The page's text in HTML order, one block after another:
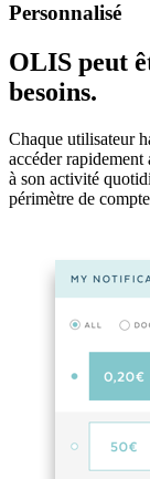
Personnalisé
OLIS peut
besoins.
Chaque utilisateur
accéder
à son activité
périmètre de